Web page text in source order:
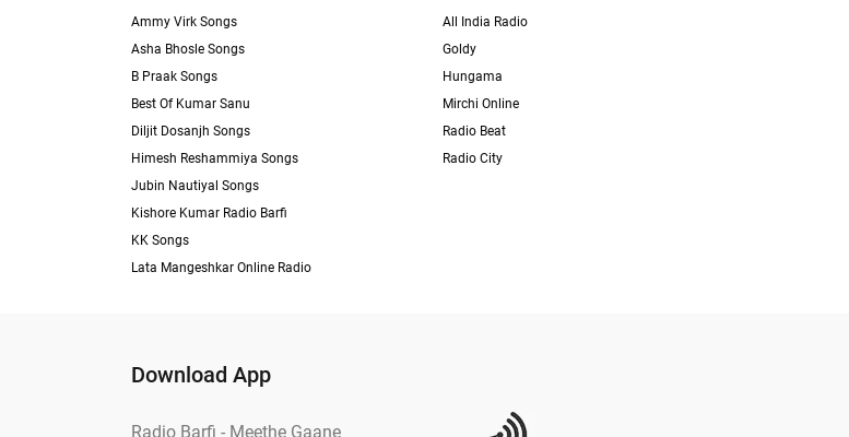
Ammy Virk Songs
Asha Bhosle Songs
B Praak Songs
Best Of Kumar Sanu
Diljit Dosanjh Songs
Himesh Reshammiya Songs
Jubin Nautiyal Songs
Kishore Kumar Radio Barfi
KK Songs
Lata Mangeshkar Online Radio
All India Radio
Goldy
Hungama
Mirchi Online
Radio Beat
Radio City
Download App
Radio Barfi - Meethe Gaane